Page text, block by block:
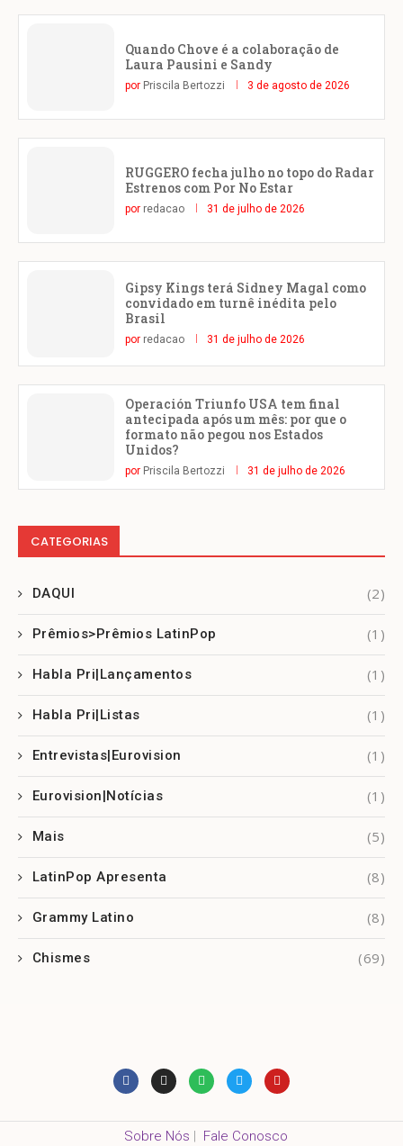
Quando Chove é a colaboração de
Laura Pausini e Sandy
por Priscila Bertozzi 3 de agosto de 2026
RUGGERO fecha julho no topo do Radar
Estrenos com Por No Estar
por redacao 31 de julho de 2026
Gipsy Kings terá Sidney Magal como
convidado em turnê inédita pelo
Brasil
por redacao 31 de julho de 2026
Operación Triunfo USA tem final
antecipada após um mês: por que o
formato não pegou nos Estados
Unidos?
por Priscila Bertozzi 31 de julho de 2026
CATEGORIAS
DAQUI (2)
Prêmios>Prêmios LatinPop (1)
Habla Pri|Lançamentos (1)
Habla Pri|Listas (1)
Entrevistas|Eurovision (1)
Eurovision|Notícias (1)
Mais (5)
LatinPop Apresenta (8)
Grammy Latino (8)
Chismes (69)
Sobre Nós | Fale Conosco